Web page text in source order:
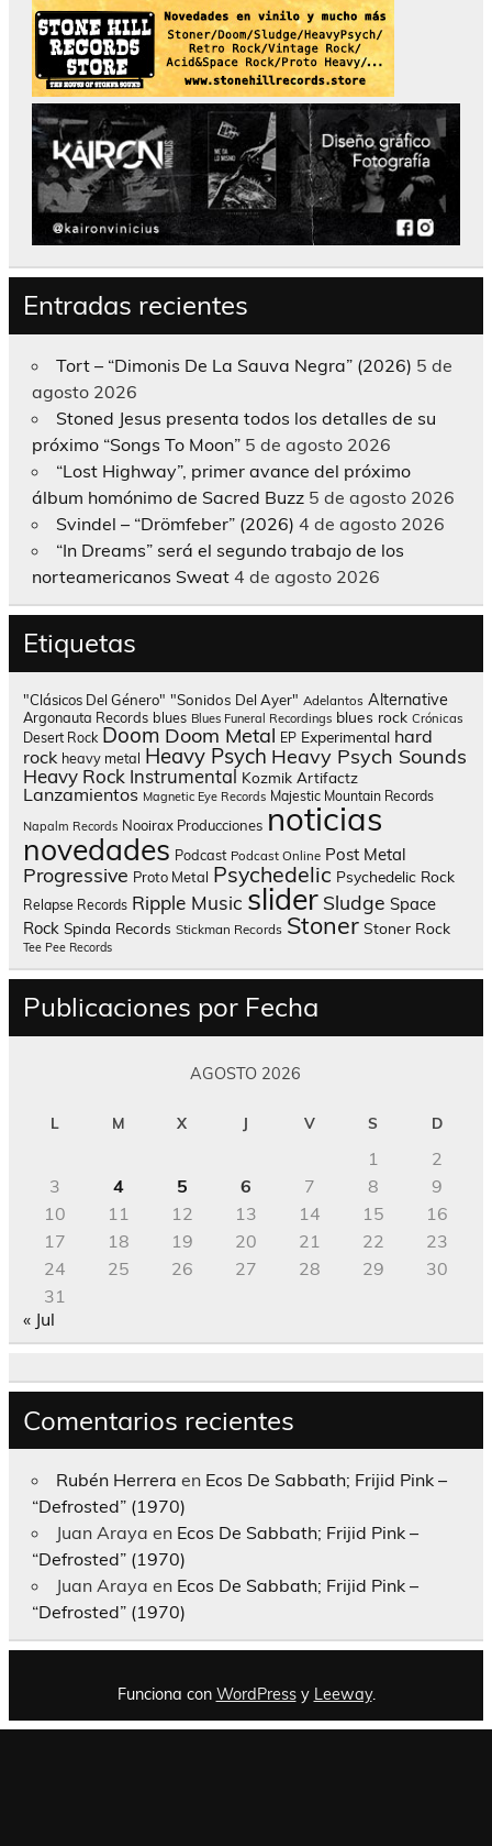
Entradas recientes
Tort – “Dimonis De La Sauva Negra” (2026) 5 de
agosto 2026
Stoned Jesus presenta todos los detalles de su
próximo “Songs To Moon” 5 de agosto 2026
“Lost Highway”, primer avance del próximo
álbum homónimo de Sacred Buzz 5 de agosto 2026
Svindel – “Drömfeber” (2026) 4 de agosto 2026
“In Dreams” será el segundo trabajo de los
norteamericanos Sweat 4 de agosto 2026
Etiquetas
"Clásicos Del Género" "Sonidos Del Ayer" Adelantos Alternative
Argonauta Records blues Blues Funeral Recordings blues rock Crónicas
Desert Rock Doom Doom Metal EP Experimental hard
rock heavy metal Heavy Psych Heavy Psych Sounds
Heavy Rock Instrumental Kozmik Artifactz
Lanzamientos Magnetic Eye Records Majestic Mountain Records
Napalm Records Nooirax Producciones noticias
novedades Podcast Podcast Online Post Metal
Progressive Proto Metal Psychedelic Psychedelic Rock
Relapse Records Ripple Music slider Sludge Space
Rock Spinda Records Stickman Records Stoner Stoner Rock
Tee Pee Records
Publicaciones por Fecha
AGOSTO 2026
L M X J V S D
1
2
3
4 5 6 7 8
9
10
11 12 13 14 15
16
17
18 19 20 21 22
23
24
25 26 27 28 29
30
31
« Jul
Comentarios recientes
Rubén Herrera en Ecos De Sabbath; Frijid Pink –
“Defrosted” (1970)
Juan Araya en Ecos De Sabbath; Frijid Pink –
“Defrosted” (1970)
Juan Araya en Ecos De Sabbath; Frijid Pink –
“Defrosted” (1970)
Funciona con WordPressy Leeway.